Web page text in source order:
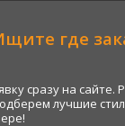
где
сразу на
лучшие